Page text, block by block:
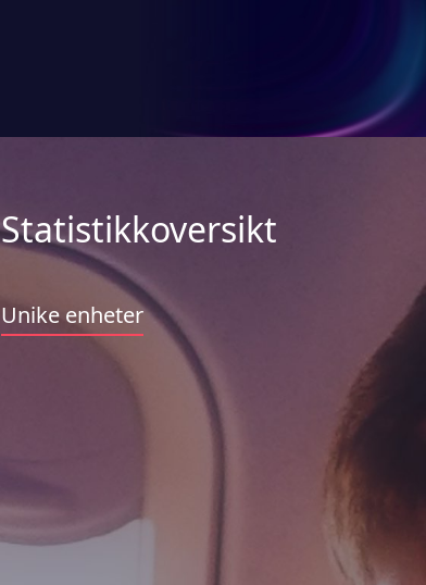
Statistikkoversikt
Unike enheter